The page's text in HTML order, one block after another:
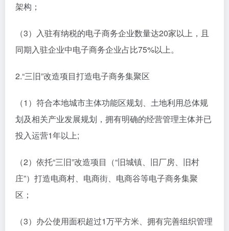
架构；
（3）入驻有纳税的电子商务企业数量达20家以上，且
同期入驻企业中电子商务企业占比75%以上。
2.“三旧”改造项目打造电子商务集聚区
（1）符合本地城市主体功能区规划、土地利用总体规
划及相关产业发展规划，拥有明确的经营管理主体并已
投入运营1年以上;
（2）依托“三旧”改造项目（“旧城镇、旧厂房、旧村
庄”）打造电商村、电商街、电商谷等电子商务集聚
区；
（3）办公使用面积超过1万平方米、拥有完善组织管理